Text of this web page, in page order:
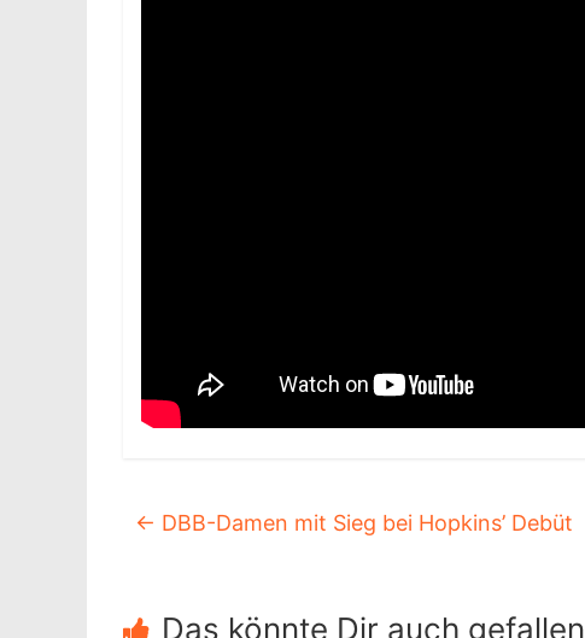
← DBB-Damen mit Sieg bei Hopkins’ Debüt
Das könnte Dir auch gefallen